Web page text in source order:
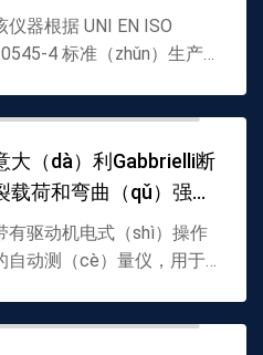
需要进行电（diàn）子调节。
据标准下降，压...
800
仪器根据 UNI EN ISO
4 标准（zhǔn）生产
动的，由一个钢底...
大（dà）利Gabbrielli断
载荷和弯曲（qǔ）强度
裂模数测定仪G
有驱动机电式（shì）操作
自动测（cè）量仪，用于测